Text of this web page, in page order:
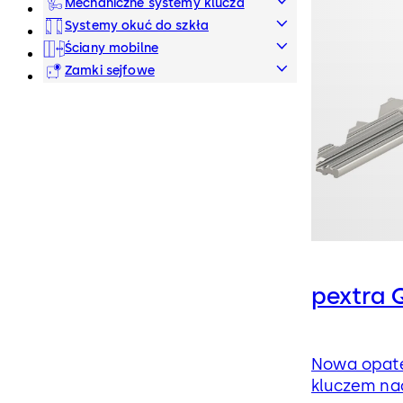
Mechaniczne systemy klucza
Systemy okuć do szkła
Ściany mobilne
Zamki sejfowe
pextra
Nowa
kluczem